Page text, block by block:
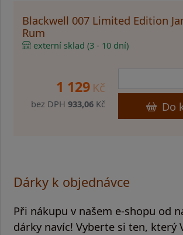
Blackwell 007 Limited Edition
Rum
externí sklad (3 - 10 dní)
1 129 Kč
bez DPH933,06 Kč Do
Dárky k objednávce
Při nákupu v našem e-shopu od
dárky navíc! Vyberte si ten, který